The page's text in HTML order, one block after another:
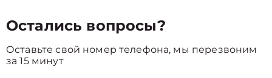
Остались вопросы?
Оставьте свой номер телефона, мы перезвоним
за 15 минут